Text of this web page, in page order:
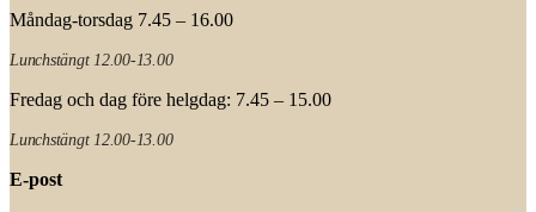
Måndag-torsdag 7.45 – 16.00
Lunchstängt 12.00-13.00
Fredag och dag före helgdag: 7.45 – 15.00
Lunchstängt 12.00-13.00
E-post